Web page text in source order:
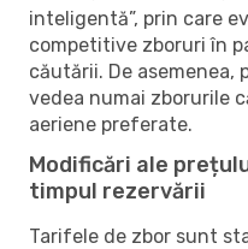
inteligentă”, prin care
competitive zboruri în
căutării. De asemenea,
vedea numai zborurile
aeriene preferate.
Modificări ale
timpul rezervării
Tarifele de zbor sunt